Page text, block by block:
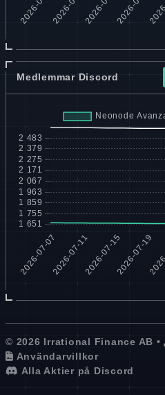
Medlemmar Discord
© 2026 Irrational Finance AB •
Användarvillkor
Alla Aktier på Discord